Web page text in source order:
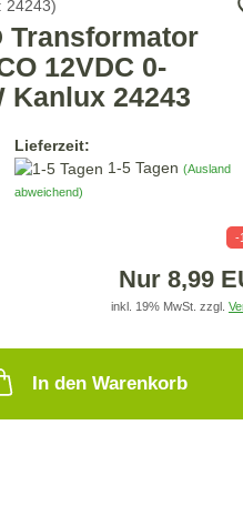
vergessen?
24243)
Transformator
12VDC 0-
Kanlux 24243
Lieferzeit:
1-5 Tagen (Ausland
abweichend)
-
Nur 8,99
inkl. 19% MwSt. zzgl.
In den Warenkorb